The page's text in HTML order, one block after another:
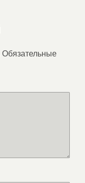
Обязательные